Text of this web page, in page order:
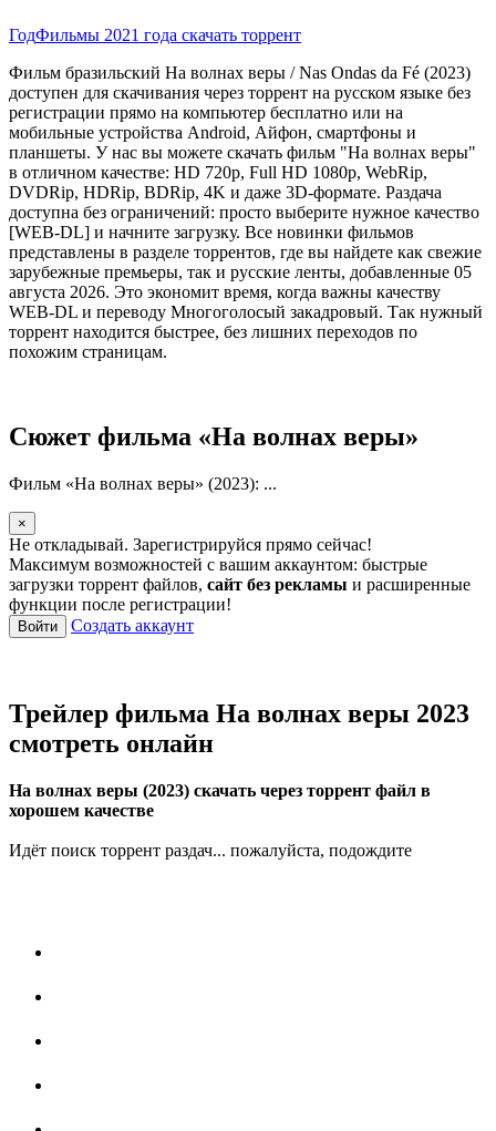
ГодФильмы 2021 года скачать торрент
Фильм бразильский На волнах веры / Nas Ondas da Fé (2023)
доступен для скачивания через торрент на русском языке без
регистрации прямо на компьютер бесплатно или на
мобильные устройства Android, Айфон, смартфоны и
планшеты. У нас вы можете скачать фильм "На волнах веры"
в отличном качестве: HD 720p, Full HD 1080p, WebRip,
DVDRip, HDRip, BDRip, 4K и даже 3D-формате. Раздача
доступна без ограничений: просто выберите нужное качество
[WEB-DL] и начните загрузку. Все новинки фильмов
представлены в разделе торрентов, где вы найдете как свежие
зарубежные премьеры, так и русские ленты, добавленные 05
августа 2026. Это экономит время, когда важны качеству
WEB-DL и переводу Многоголосый закадровый. Так нужный
торрент находится быстрее, без лишних переходов по
похожим страницам.
Сюжет фильма «На волнах веры»
Фильм «На волнах веры» (2023): ...
×
Не откладывай. Зарегистрируйся прямо сейчас!
Максимум возможностей с вашим аккаунтом: быстрые
загрузки торрент файлов, сайт без рекламы и расширенные
функции после регистрации!
Войти Создать аккаунт
Трейлер фильма На волнах веры 2023
смотреть онлайн
На волнах веры (2023) скачать через торрент файл в
хорошем качестве
Идёт поиск торрент раздач... пожалуйста, подождите